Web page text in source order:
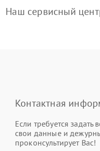
Наш сервисный
Контактная
Если требуется задать
свои данные и
проконсультирует Вас!